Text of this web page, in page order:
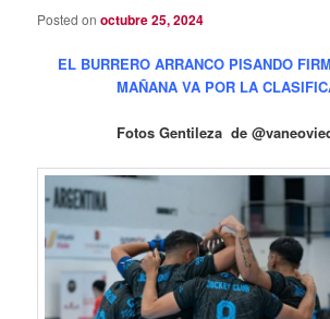
Posted onoctubre 25, 2024
EL BURRERO ARRANCO PISANDO
MAÑANA VA POR LA
Fotos Gentileza de